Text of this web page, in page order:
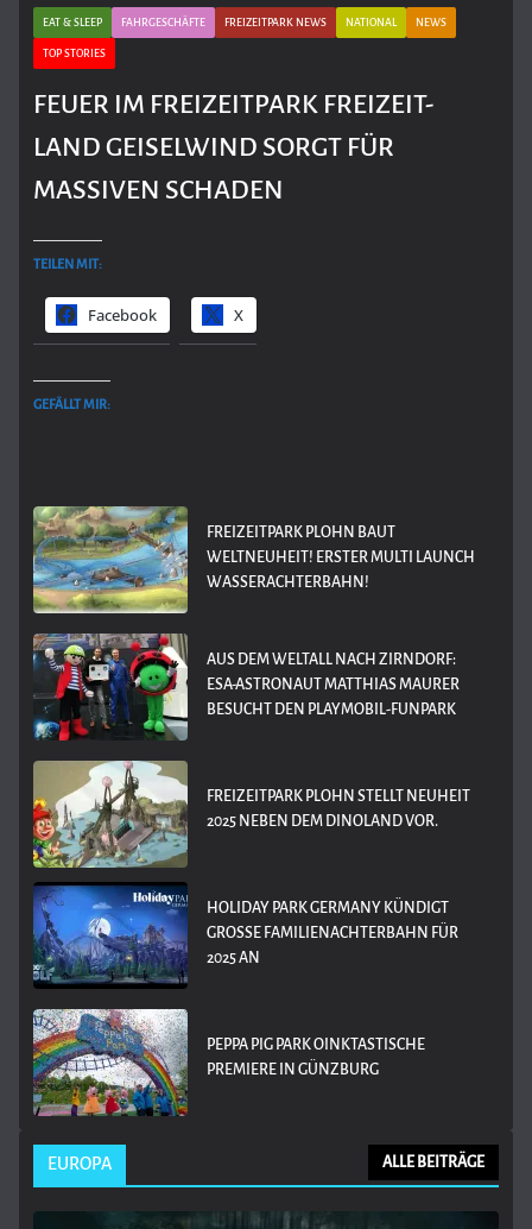
EAT & SLEEP FAHRGESCHÄFTE FREIZEITPARK NEWS NATIONAL NEWS
TOP STORIES
FEUER IM FREIZEITPARK FREIZEIT-
LAND GEISELWIND SORGT FÜR
MASSIVEN SCHADEN
TEILEN MIT:
Facebook X
GEFÄLLT MIR:
FREIZEITPARK PLOHN BAUT
WELTNEUHEIT! ERSTER MULTI LAUNCH
WASSERACHTERBAHN!
AUS DEM WELTALL NACH ZIRNDORF:
ESA-ASTRONAUT MATTHIAS MAURER
BESUCHT DEN PLAYMOBIL-FUNPARK
FREIZEITPARK PLOHN STELLT NEUHEIT
2025 NEBEN DEM DINOLAND VOR.
HOLIDAY PARK GERMANY KÜNDIGT
GROSSE FAMILIENACHTERBAHN FÜR 2
025 AN
PEPPA PIG PARK OINKTASTISCHE
PREMIERE IN GÜNZBURG
EUROPA ALLE BEITRÄGE